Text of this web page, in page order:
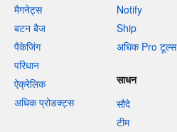
मैगनेट्स
बटन बैज
पैकेजिंग
परिधान
ऐक्रेलिक
अधिक प्रोडक्ट्स
Notify
Ship
अधिक Pro टूल्स
साधन
सौदे
टीम